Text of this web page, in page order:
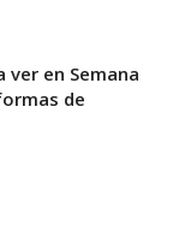
ver en Semana
de